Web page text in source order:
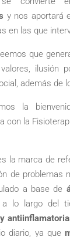
y nos aportará
en las que
que
ilusión
además de
la
con la
la marca de
de problemas
a base de
a lo largo del
diario, ya que